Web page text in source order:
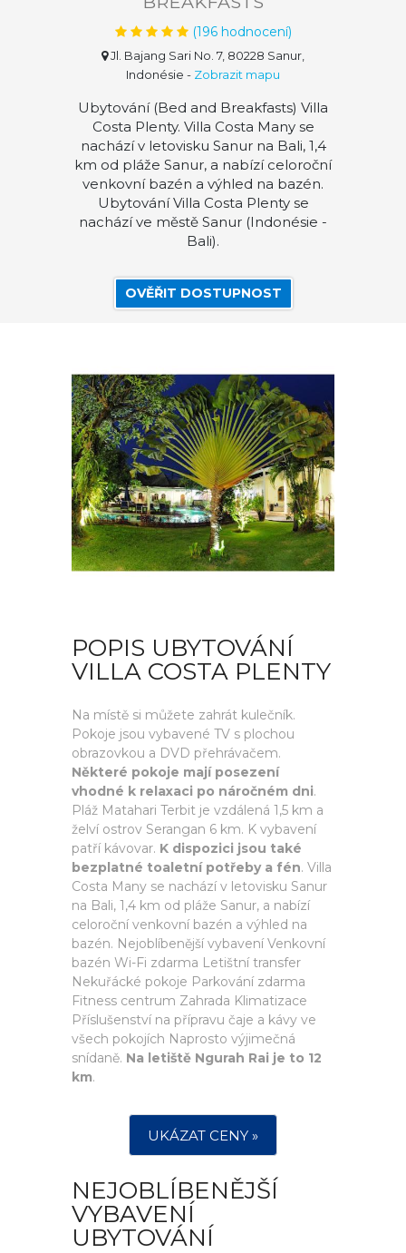
(196hodnocení)
Jl. Bajang Sari No. 7, 80228 Sanur,
Indonésie - Zobrazit mapu
Ubytování (Bed and Breakfasts) Villa
Costa Plenty. Villa Costa Many se
nachází v letovisku Sanur na Bali, 1,4
km od pláže Sanur, a nabízí celoroční
venkovní bazén a výhled na bazén.
Ubytování Villa Costa Plenty se
nachází ve městě Sanur (Indonésie -
Bali).
OVĚŘIT DOSTUPNOST
POPIS UBYTOVÁNÍ
VILLA COSTA PLENTY
Na místě si můžete zahrát kulečník.
Pokoje jsou vybavené TV s plochou
obrazovkou a DVD přehrávačem.
Některé pokoje mají posezení
vhodné k relaxaci po náročném dni.
Pláž Matahari Terbit je vzdálená 1,5 km a
želví ostrov Serangan 6 km. K vybavení
patří kávovar. K dispozici jsou také
bezplatné toaletní potřeby a fén. Villa
Costa Many se nachází v letovisku Sanur
na Bali, 1,4 km od pláže Sanur, a nabízí
celoroční venkovní bazén a výhled na
bazén. Nejoblíbenější vybavení Venkovní
bazén Wi-Fi zdarma Letištní transfer
Nekuřácké pokoje Parkování zdarma
Fitness centrum Zahrada Klimatizace
Příslušenství na přípravu čaje a kávy ve
všech pokojích Naprosto výjimečná
snídaně. Na letiště Ngurah Rai je to 12
km.
UKÁZAT CENY »
NEJOBLÍBENĚJŠÍ
VYBAVENÍ
UBYTOVÁNÍ